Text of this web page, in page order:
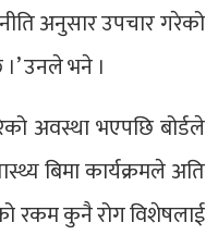
अनुसार उपचार गरेको
उनले भने ।
अवस्था भएपछि बोर्डले
बिमा कार्यक्रमले अति
रकम कुनै रोग विशेषलाई